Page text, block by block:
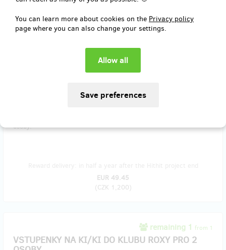
You can learn more about cookies on the Privacy policy
page where you can also change your settings.
remaining 170
osoby.
EUR 49.45
(CZK 1,200)
remaining 1 from 1
VSTUPENKY NA KI/KI DO KLUBU ROXY PRO 2